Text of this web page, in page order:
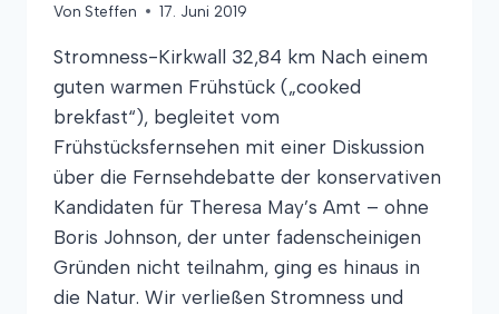
Von Steffen 17. Juni 2019
Stromness-Kirkwall 32,84 km Nach einem
guten warmen Frühstück („cooked
brekfast“), begleitet vom
Frühstücksfernsehen mit einer Diskussion
über die Fernsehdebatte der konservativen
Kandidaten für Theresa May’s Amt – ohne
Boris Johnson, der unter fadenscheinigen
Gründen nicht teilnahm, ging es hinaus in
die Natur. Wir verließen Stromness und